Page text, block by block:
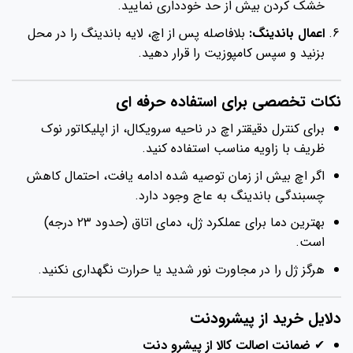
خشک کردن بیش از حد خودداری نمایید.
اعمال باندینگ: بلافاصله پس از اچ، لایه باندینگ را در محل
بزنید و سپس کامپوزیت را قرار دهید.
نکات تخصصی برای استفاده حرفه ای
برای کنترل دقیقتر اچ در ناحیه سرویکال، از اپلیکاتور نوک
ظریف با زاویه مناسب استفاده کنید.
اگر اچ بیش از زمان توصیه شده ادامه یافت، احتمال کاهش
چسبندگی باندینگ به عاج وجود دارد.
بهترین دما برای عملکرد ژل، دمای اتاق (حدود ۲۳ درجه)
است.
هرگز ژل را در مجاورت نور شدید یا حرارت نگهداری نکنید.
دلایل خرید از پیشرودنت
✔ ضمانت اصالت کالا از پیشرو دنت